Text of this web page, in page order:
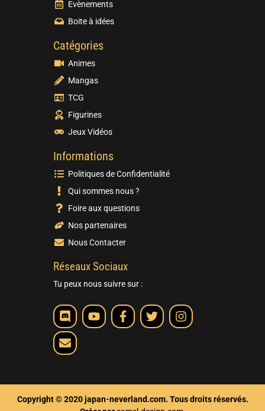
Evènements
Boite à idées
Catégories
Animes
Mangas
TCG
Figurines
Jeux Vidéos
Informations
Politiques de Confidentialité
Qui sommes nous ?
Foire aux questions
Nos partenaires
Nous Contacter
Réseaux Sociaux
Tu peux nous suivre sur :
Copyright © 2020 japan-neverland.com. Tous droits réservés.